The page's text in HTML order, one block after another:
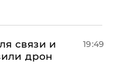
связи и
дрон
19:49